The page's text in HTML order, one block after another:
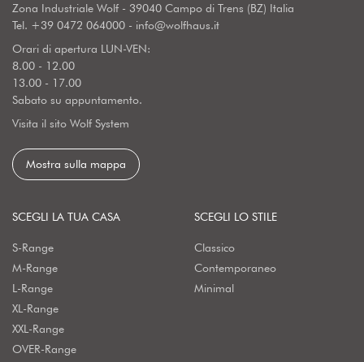
Zona Industriale Wolf - 39040 Campo di Trens (BZ) Italia
Tel. +39 0472 064000 - info@wolfhaus.it
Orari di apertura LUN-VEN:
8.00 - 12.00
13.00 - 17.00
Sabato su appuntamento.
Visita il sito Wolf System
Mostra sulla mappa
SCEGLI LA TUA CASA
S-Range
M-Range
L-Range
XL-Range
XXL-Range
OVER-Range
SCEGLI LO STILE
Classico
Contemporaneo
Minimal